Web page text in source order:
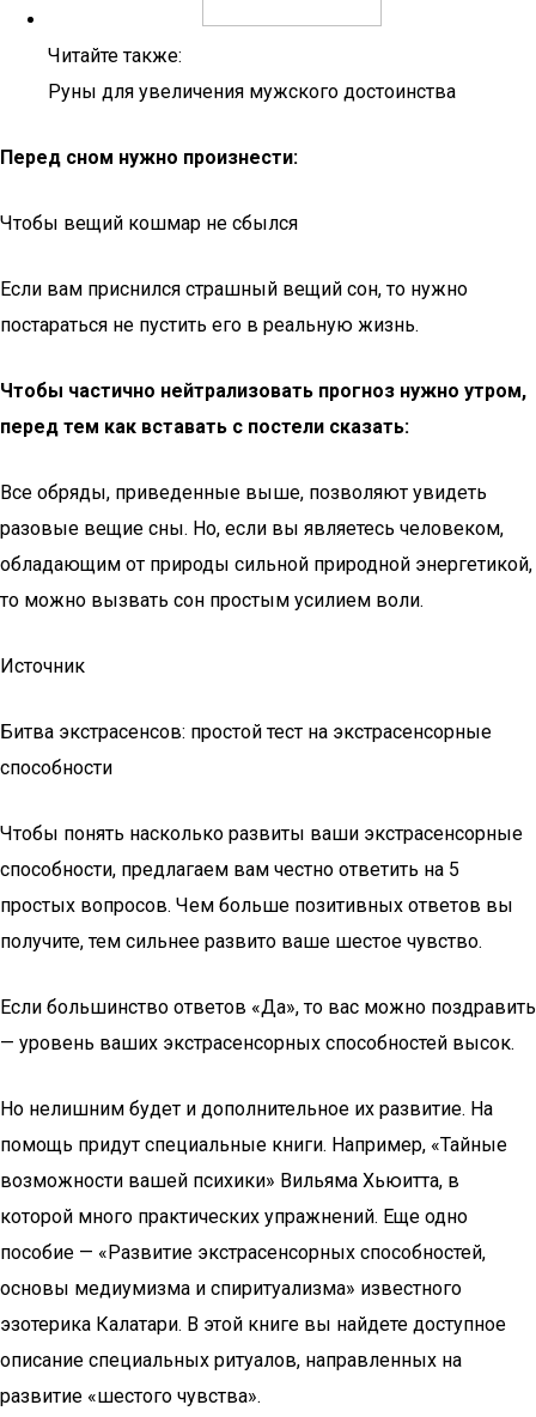
Читайте также:
Руны для увеличения мужского достоинства
Перед сном нужно произнести:
Чтобы вещий кошмар не сбылся
Если вам приснился страшный вещий сон, то нужно
постараться не пустить его в реальную жизнь.
Чтобы частично нейтрализовать прогноз нужно утром,
перед тем как вставать с постели сказать:
Все обряды, приведенные выше, позволяют увидеть
разовые вещие сны. Но, если вы являетесь человеком,
обладающим от природы сильной природной энергетикой,
то можно вызвать сон простым усилием воли.
Источник
Битва экстрасенсов: простой тест на экстрасенсорные
способности
Чтобы понять насколько развиты ваши экстрасенсорные
способности, предлагаем вам честно ответить на 5
простых вопросов. Чем больше позитивных ответов вы
получите, тем сильнее развито ваше шестое чувство.
Если большинство ответов «Да», то вас можно поздравить
— уровень ваших экстрасенсорных способностей высок.
Но нелишним будет и дополнительное их развитие. На
помощь придут специальные книги. Например, «Тайные
возможности вашей психики» Вильяма Хьюитта, в
которой много практических упражнений. Еще одно
пособие — «Развитие экстрасенсорных способностей,
основы медиумизма и спиритуализма» известного
эзотерика Калатари. В этой книге вы найдете доступное
описание специальных ритуалов, направленных на
развитие «шестого чувства».